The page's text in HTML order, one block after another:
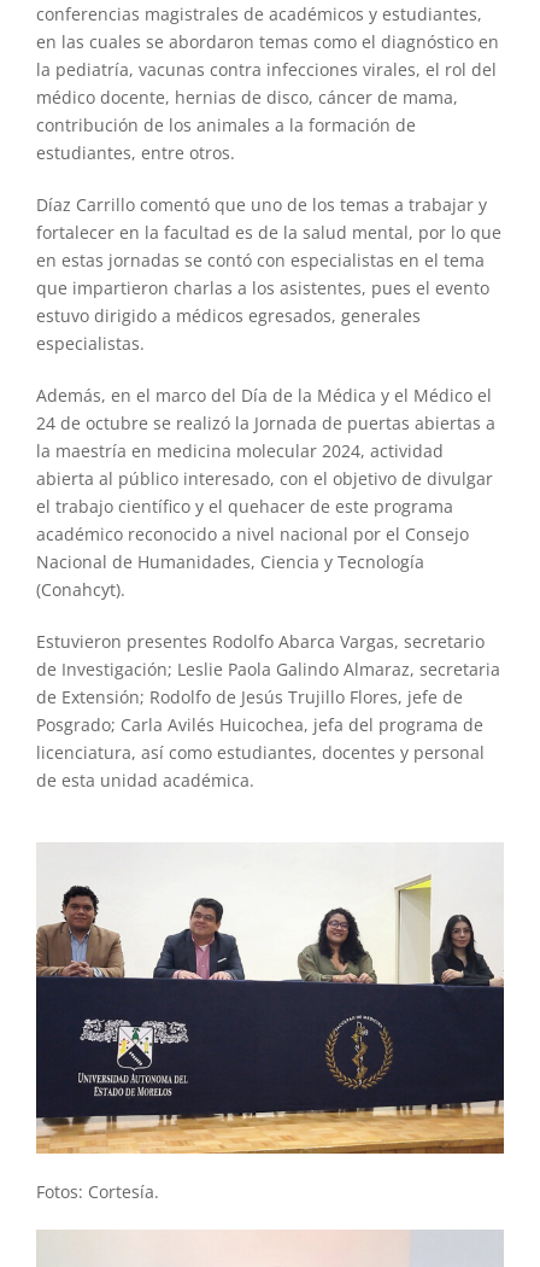
conferencias magistrales de académicos y estudiantes,
en las cuales se abordaron temas como el diagnóstico en
la pediatría, vacunas contra infecciones virales, el rol del
médico docente, hernias de disco, cáncer de mama,
contribución de los animales a la formación de
estudiantes, entre otros.
Díaz Carrillo comentó que uno de los temas a trabajar y
fortalecer en la facultad es de la salud mental, por lo que
en estas jornadas se contó con especialistas en el tema
que impartieron charlas a los asistentes, pues el evento
estuvo dirigido a médicos egresados, generales
especialistas.
Además, en el marco del Día de la Médica y el Médico el
24 de octubre se realizó la Jornada de puertas abiertas a
la maestría en medicina molecular 2024, actividad
abierta al público interesado, con el objetivo de divulgar
el trabajo científico y el quehacer de este programa
académico reconocido a nivel nacional por el Consejo
Nacional de Humanidades, Ciencia y Tecnología
(Conahcyt).
Estuvieron presentes Rodolfo Abarca Vargas, secretario
de Investigación; Leslie Paola Galindo Almaraz, secretaria
de Extensión; Rodolfo de Jesús Trujillo Flores, jefe de
Posgrado; Carla Avilés Huicochea, jefa del programa de
licenciatura, así como estudiantes, docentes y personal
de esta unidad académica.
Fotos: Cortesía.